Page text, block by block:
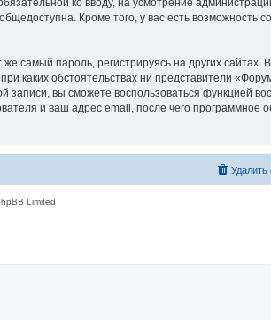
Кроме того, у вас есть возможность
самый пароль, регистрируясь на других сайтах.
каких обстоятельствах ни представители
записи, вы сможете воспользоваться функцией
и ваш адрес email, после чего программное
Удалить
Limited